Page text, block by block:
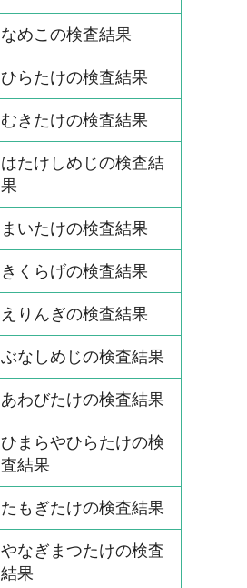
なめこの検査結果
ひらたけの検査結果
むきたけの検査結果
はたけしめじの検査結
果
まいたけの検査結果
きくらげの検査結果
えりんぎの検査結果
ぶなしめじの検査結果
あわびたけの検査結果
ひまらやひらたけの検
査結果
たもぎたけの検査結果
やなぎまつたけの検査
結果